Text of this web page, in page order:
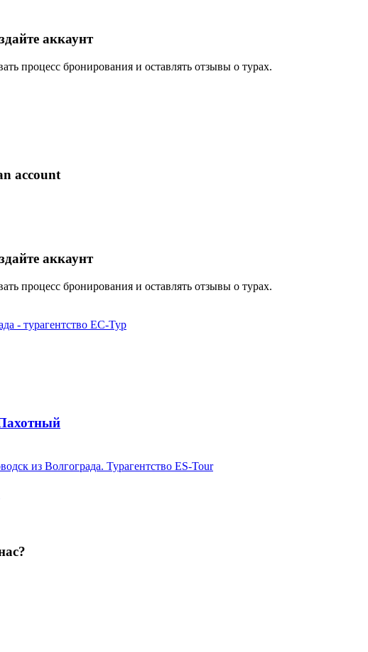
аккаунт
процесс бронирования и оставлять отзывы о турах.
account
аккаунт
процесс бронирования и оставлять отзывы о турах.